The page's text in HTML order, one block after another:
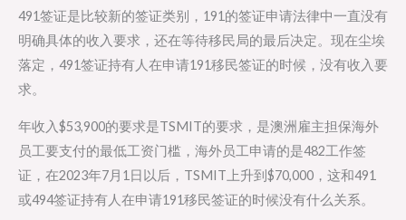
491签证是比较新的签证类别，191的签证申请法律中一直没有
明确具体的收入要求，还在等待移民局的最后决定。现在尘埃
落定，491签证持有人在申请191移民签证的时候，没有收入要
求。
年收入$53,900的要求是TSMIT的要求，是澳洲雇主担保海外
员工要支付的最低工资门槛，海外员工申请的是482工作签
证，在2023年7月1日以后，TSMIT上升到$70,000，这和491
或494签证持有人在申请191移民签证的时候没有什么关系。